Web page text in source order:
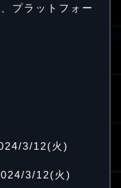
プラットフォー
3/12(火)
3/12(火)